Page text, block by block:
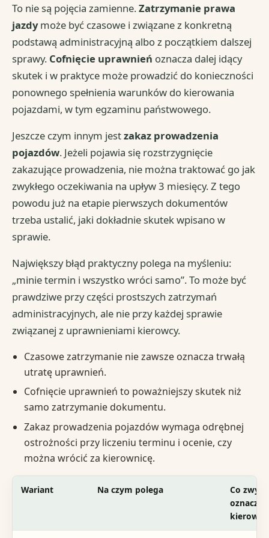
To nie są pojęcia zamienne.Zatrzymanie prawa
jazdymoże być czasowe i związane z konkretną
podstawą administracyjną albo z początkiem dalszej
sprawy. Cofnięcie uprawnień oznacza dalej idący
skutek i w praktyce może prowadzić do konieczności
ponownego spełnienia warunków do kierowania
pojazdami, w tym egzaminu państwowego.
Jeszcze czym innym jestzakaz prowadzenia
pojazdów. Jeżeli pojawia się rozstrzygnięcie
zakazujące prowadzenia, nie można traktować go jak
zwykłego oczekiwania na upływ 3 miesięcy. Z tego
powodu już na etapie pierwszych dokumentów
trzeba ustalić, jaki dokładnie skutek wpisano w
sprawie.
Największy błąd praktyczny polega na myśleniu:
„minie termin i wszystko wróci samo”. To może być
prawdziwe przy części prostszych zatrzymań
administracyjnych, ale nie przy każdej sprawie
związanej z uprawnieniami kierowcy.
Czasowe zatrzymanie nie zawsze oznacza trwałą
utratę uprawnień.
Cofnięcie uprawnień to poważniejszy skutek niż
samo zatrzymanie dokumentu.
Zakaz prowadzenia pojazdów wymaga odrębnej
ostrożności przy liczeniu terminu i ocenie, czy
można wrócić za kierownicę.
Wariant Na czym polega
Co
oznacza
kierowcy